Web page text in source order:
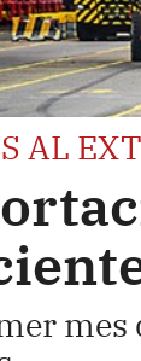
AL
mes